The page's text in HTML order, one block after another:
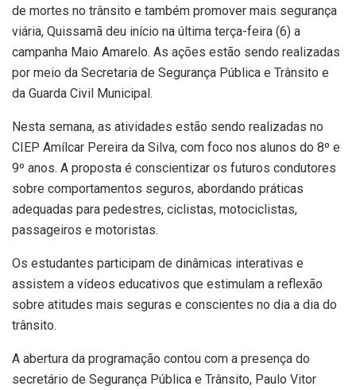
de mortes no trânsito e também promover mais segurança
viária, Quissamã deu início na última terça-feira (6) a
campanha Maio Amarelo. As ações estão sendo realizadas
por meio da Secretaria de Segurança Pública e Trânsito e
da Guarda Civil Municipal.
Nesta semana, as atividades estão sendo realizadas no
CIEP Amílcar Pereira da Silva, com foco nos alunos do 8º e
9º anos. A proposta é conscientizar os futuros condutores
sobre comportamentos seguros, abordando práticas
adequadas para pedestres, ciclistas, motociclistas,
passageiros e motoristas.
Os estudantes participam de dinâmicas interativas e
assistem a vídeos educativos que estimulam a reflexão
sobre atitudes mais seguras e conscientes no dia a dia do
trânsito.
A abertura da programação contou com a presença do
secretário de Segurança Pública e Trânsito, Paulo Vitor